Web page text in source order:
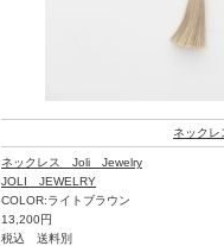
ネックレ
ネックレス Joli Jewelry
JOLI JEWELRY
COLOR:ライトブラウン
13,200円
税込 送料別